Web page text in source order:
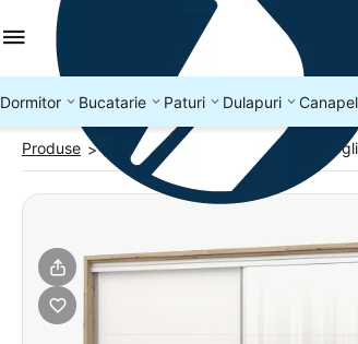
Dormitor Bucatarie Paturi Dulapuri
Produse > Dulapuri usi glisante Dulap usi